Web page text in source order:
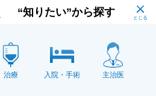
援制度 生活への支援制度 介護保険
／介護休業・介護休
“知りたい”から探す
治療 入院・手術 主治医